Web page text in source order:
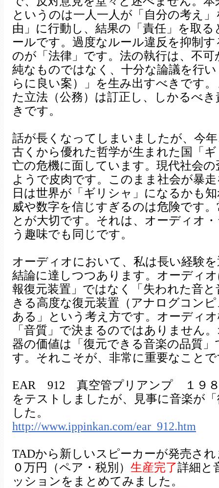
というのは一人一人が「自分の考え
由」に行動し、結果の「責任」を取
ールです。過度なルール違反を抑制
のが「法律」です。法の執行は、不
純なものではなく、十分な論議を行
らに良い案）」を生み出すべきです
た立法（公務）は訂正し、しかるべ
きです。
話が長くなってしまいましたが、今
古くから優れた哲学が生まれた国「
亡の危機に面しています。現代社会
ようで皮肉です。このまま社会が暴
日は世界が「ギリシャ」になるかも
威や数字を信じすぎるのは危険です
とが大切です。それは、オーディオ
う趣味でも同じです。
オーディオにおいて、私は長い経験
結論に達しつつあります。オーディ
報復元装置」ではなく「失われた音
きる高度な復元装置（アナログコン
ある」という考え方です。オーディ
「音質」で決まるのではありません
器の価値は「復元できる音楽の品質
す。それこそが、非常に重要なこと
EAR 912 真空管プリアンプ １９８
をテストしましたが、見事に音楽が
した。
http://www.ippinkan.com/ear_912.htm
TADから新しいスピーカーが発売され
０万円（ペア・税別） 生産完了詳細と
ッションをまとめてみました。